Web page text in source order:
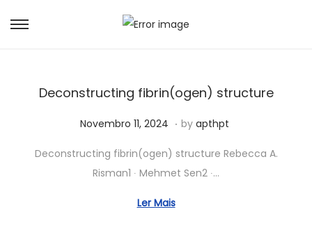
Deconstructing fibrin(ogen) structure
Posted on
Novembro 11, 2024 M
i
o
3
. by apthpt
Deconstructing fibrin(ogen) structure Rebecca A.
Risman1 ∙ Mehmet Sen2 ∙…
Ler Mais